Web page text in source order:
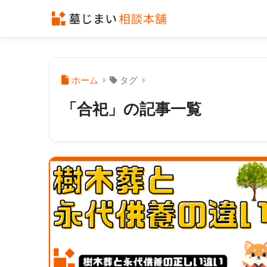
ホーム タグ
「合祀」の記事一覧